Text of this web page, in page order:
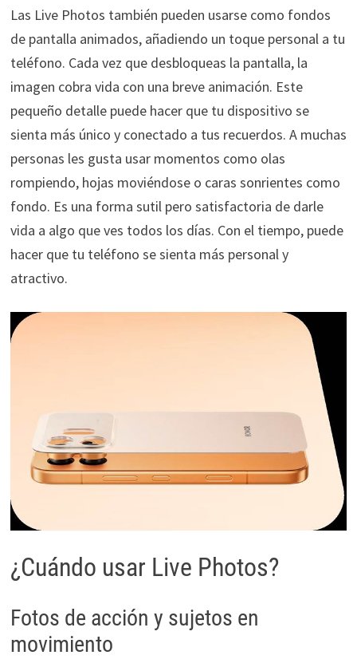
Las Live Photos también pueden usarse como fondos
de pantalla animados, añadiendo un toque personal a tu
teléfono. Cada vez que desbloqueas la pantalla, la
imagen cobra vida con una breve animación. Este
pequeño detalle puede hacer que tu dispositivo se
sienta más único y conectado a tus recuerdos. A muchas
personas les gusta usar momentos como olas
rompiendo, hojas moviéndose o caras sonrientes como
fondo. Es una forma sutil pero satisfactoria de darle
vida a algo que ves todos los días. Con el tiempo, puede
hacer que tu teléfono se sienta más personal y
atractivo.
¿Cuándo usar Live Photos?
Fotos de acción y sujetos en
movimiento